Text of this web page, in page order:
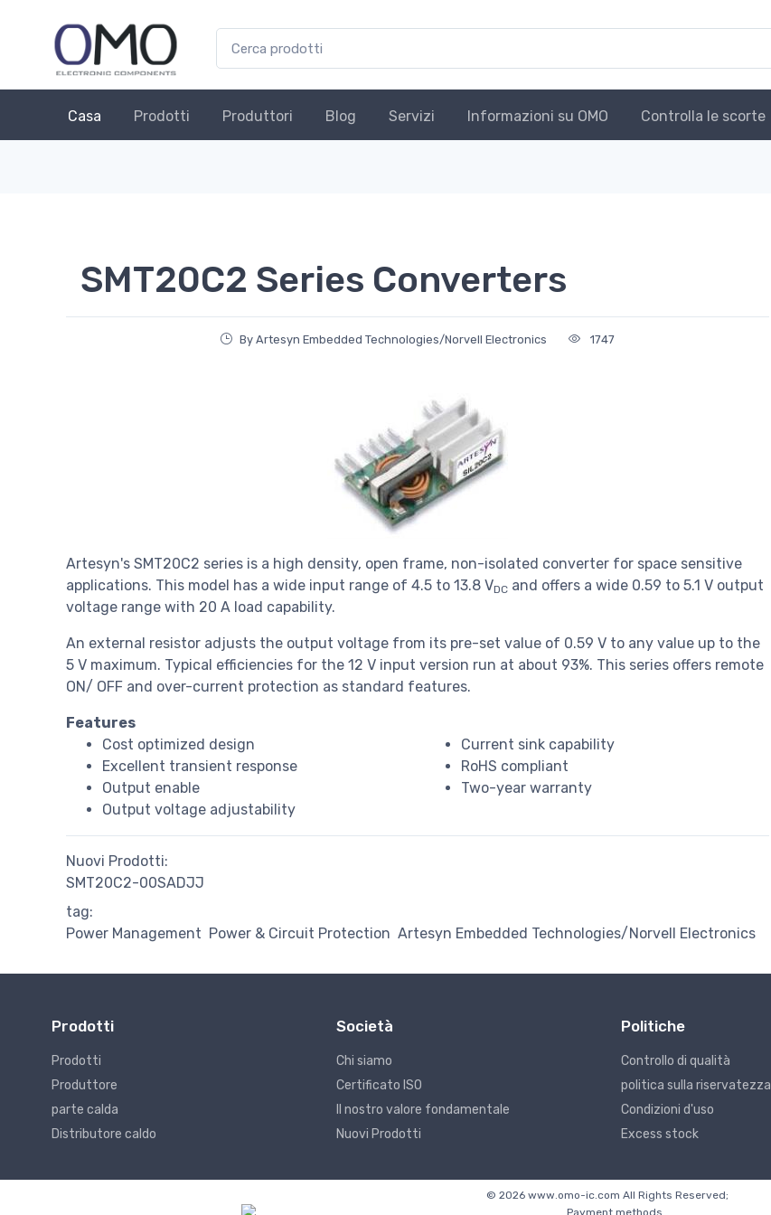
Casa Prodotti Produttori Blog Servizi Informazioni su OMO Controlla le scorte
SMT20C2 Series Converters
By Artesyn Embedded Technologies/Norvell Electronics 1747
Artesyn's SMT20C2 series is a high density, open frame, non-isolated converter for space sensitive
applications. This model has a wide input range of 4.5 to 13.8 VDC and offers a wide 0.59 to 5.1 V output
voltage range with 20 A load capability.
An external resistor adjusts the output voltage from its pre-set value of 0.59 V to any value up to the
5 V maximum. Typical efficiencies for the 12 V input version run at about 93%. This series offers remote
ON/ OFF and over-current protection as standard features.
Features
Cost optimized design
Excellent transient response
Output enable
Output voltage adjustability
Current sink capability
RoHS compliant
Two-year warranty
Nuovi Prodotti:
SMT20C2-00SADJJ
tag:
Power Management Power & Circuit Protection Artesyn Embedded Technologies/Norvell Electronics
Prodotti
Prodotti
Produttore
parte calda
Distributore caldo
Società
Chi siamo
Certificato ISO
Il nostro valore fondamentale
Nuovi Prodotti
Politiche
Controllo di qualità
politica sulla riservatezza
Condizioni d'uso
Excess stock
© 2026 www.omo-ic.com All Rights Reserved;